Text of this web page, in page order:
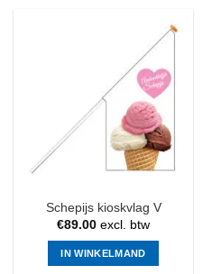
Schepijs kioskvlag V
€89.00 excl. btw
IN WINKELMAND